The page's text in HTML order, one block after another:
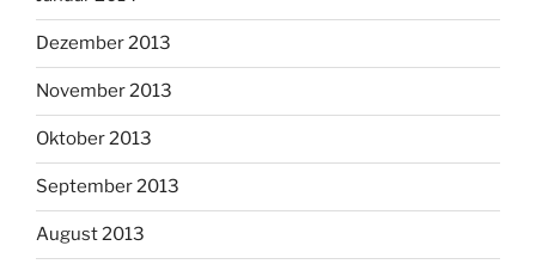
Dezember 2013
November 2013
Oktober 2013
September 2013
August 2013